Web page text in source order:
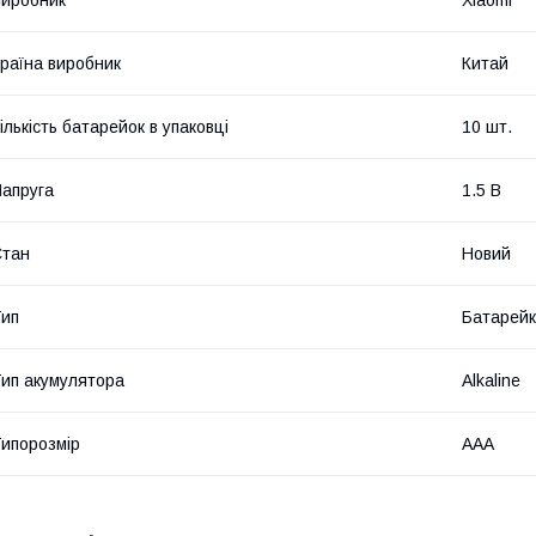
виробник Китай
батарейок в упаковці 10 шт.
1.5 В
Новий
акумулятора Alkaline
AAA